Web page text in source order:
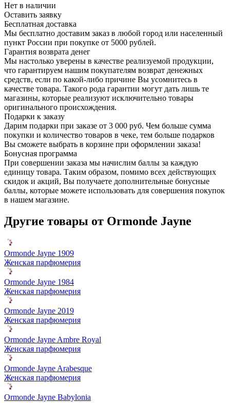
Нет в наличии
Оставить заявку
Бесплатная доставка
Мы бесплатно доставим заказ в любой город или населенный
пункт России при покупке от 5000 рублей.
Гарантия возврата денег
Мы настолько уверены в качестве реализуемой продукции,
что гарантируем нашим покупателям возврат денежных
средств, если по какой-либо причине Вы усомнитесь в
качестве товара. Такого рода гарантии могут дать лишь те
магазины, которые реализуют исключительно товары
оригинального происхождения.
Подарки к заказу
Дарим подарки при заказе от 3 000 руб. Чем больше сумма
покупки и количество товаров в чеке, тем больше подарков
Вы сможете выбрать в корзине при оформлении заказа!
Бонусная программа
При совершении заказа мы начислим баллы за каждую
единицу товара. Таким образом, помимо всех действующих
скидок и акций, Вы получаете дополнительные бонусные
баллы, которые можете использовать для совершения покупок
в нашем магазине.
Другие товары от Ormonde Jayne
Ormonde Jayne 1909
Женская парфюмерия
Ormonde Jayne 1984
Женская парфюмерия
Ormonde Jayne 2019
Женская парфюмерия
Ormonde Jayne Ambre Royal
Женская парфюмерия
Ormonde Jayne Arabesque
Женская парфюмерия
Ormonde Jayne Babylonia